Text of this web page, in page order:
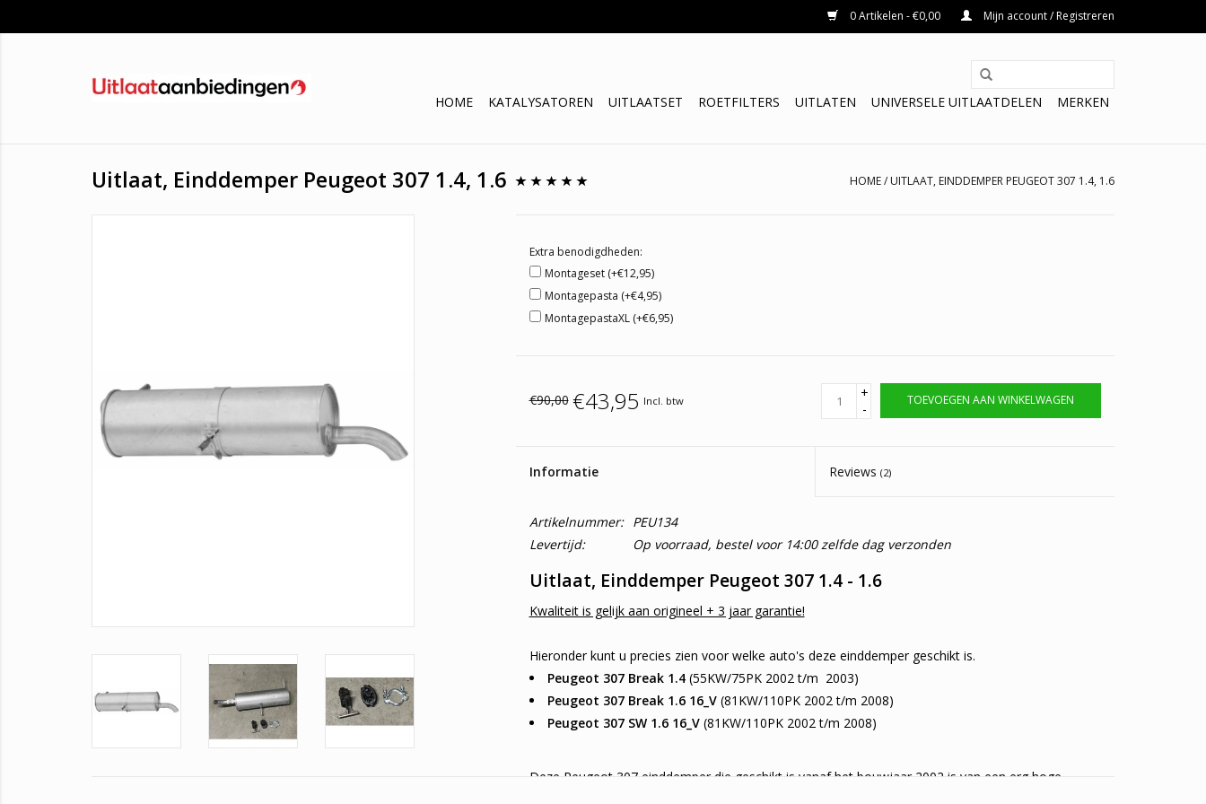
0 Artikelen - €0,00 Mijn account / Registreren
HOME KATALYSATOREN UITLAATSET ROETFILTERS UITLATEN UNIVERSELE UITLAATDELEN MERKEN
Uitlaat, Einddemper Peugeot 307 1.4, 1.6 HOME/ UITLAAT, EINDDEMPER PEUGEOT 307 1.4, 1.6
Extra benodigdheden:
Montageset (+€12,95)
Montagepasta (+€4,95)
MontagepastaXL (+€6,95)
€90,00 €43,95 Incl. btw
+
-
TOEVOEGEN AAN WINKELWAGEN
Informatie Reviews(2)
Artikelnummer:
PEU134
Levertijd:
Op voorraad, bestel voor 14:00 zelfde dag verzonden
Uitlaat, Einddemper Peugeot 307 1.4 - 1.6
Kwaliteit is gelijk aan origineel + 3 jaar garantie!
Hieronder kunt u precies zien voor welke auto's deze einddemper geschikt is.
Peugeot 307 Break 1.4(55KW/75PK 2002 t/m 2003)
Peugeot 307 Break 1.6 16_V (81KW/110PK 2002 t/m 2008)
Peugeot 307 SW 1.6 16_V(81KW/110PK 2002 t/m 2008)
Deze Peugeot 307 einddemper die geschikt is vanaf het bouwjaar 2002 is van een erg hoge